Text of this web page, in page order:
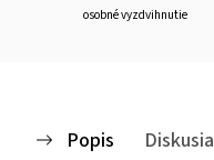
osobné vyzdvihnutie
Popis
Diskusia